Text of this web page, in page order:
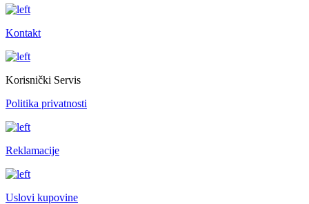
Kontakt
Korisnički Servis
Politika privatnosti
Reklamacije
Uslovi kupovine